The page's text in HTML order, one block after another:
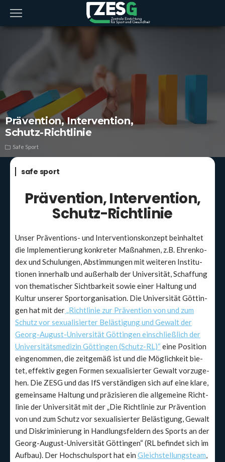
Prä­ven­ti­on, Inter­ven­ti­on,
Schutz-Richt­li­nie
Safe Sport
safe sport
Prä­ven­ti­on, Inter­ven­ti­on,
Schutz-Richt­li­nie
Unser Prä­ven­ti­ons- und Inter­ven­ti­ons­kon­zept beinhal­tet
die Imple­men­tie­rung kon­kre­ter Maß­nah­men, z.B. Ehren­ko­
dex und Schu­lun­gen, Abstim­mun­gen mit wei­te­ren Insti­tu­
tio­nen inner­halb und außer­halb der Uni­ver­si­tät, Schaf­fung
von the­ma­ti­scher Sicht­bar­keit sowie einer Hal­tung und
Kul­tur unse­rer Sport­or­ga­ni­sa­ti­on. Die Uni­ver­si­tät Göt­tin­
gen hat mit der„Richt­li­nie zur Prä­ven­ti­on von und zum
Schutz vor sexua­li­sier­ter Beläs­ti­gung und Gewalt der
Georg-August-Uni­ver­si­tät Göt­tin­gen ein­schließ­lich der
Uni­ver­si­täts­me­di­zin Göt­tin­gen (Schutz-RL)“ eine Posi­ti­on
ein­ge­nom­men, die zeit­ge­mäß ist und die Mög­lich­keit bie­
tet, effek­tiv gegen For­men sexua­li­sier­ter Gewalt vor­zu­ge­
hen. Die ZESG und das IfS ver­stän­di­gen sich auf eine kla­re,
gemein­sa­me Hal­tung und prä­zi­sie­ren die all­ge­mei­ne Richt­
li­nie der Uni­ver­si­tät mit der „Die Richt­li­nie zur Prä­ven­ti­on
von und zum Schutz vor sexua­li­sier­ter Beläs­ti­gung, Gewalt
und Dis­kri­mi­nie­rung in Hand­lungs­fel­dern des Sports an der
Georg-August-Uni­ver­si­tät Göt­tin­gen“ (RL befin­det sich im
Auf­bau). Der Hoch­schul­sport hat ein Gleich­stel­lungs­team,